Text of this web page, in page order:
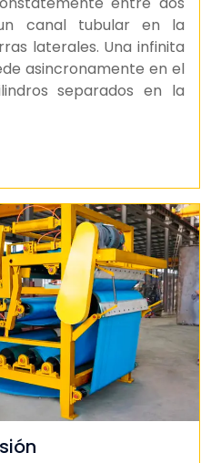
canal tubular en la
laterales. Una infinita
asincronamente en el
separados en la